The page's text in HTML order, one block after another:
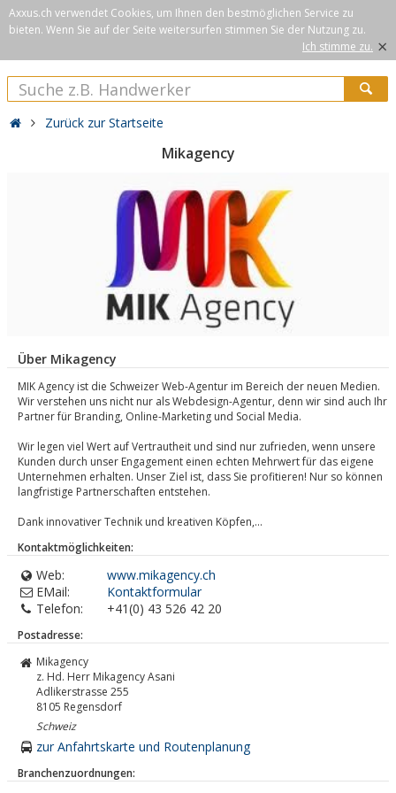
Axxus.ch verwendet Cookies, um Ihnen den bestmöglichen Service zu
bieten. Wenn Sie auf der Seite weitersurfen stimmen Sie der Nutzung zu.
Ich stimme zu. ×
Zurück zur Startseite
Mikagency
Über Mikagency
MIK Agency ist die Schweizer Web-Agentur im Bereich der neuen Medien.
Wir verstehen uns nicht nur als Webdesign-Agentur, denn wir sind auch Ihr
Partner für Branding, Online-Marketing und Social Media.
Wir legen viel Wert auf Vertrautheit und sind nur zufrieden, wenn unsere
Kunden durch unser Engagement einen echten Mehrwert für das eigene
Unternehmen erhalten. Unser Ziel ist, dass Sie profitieren! Nur so können
langfristige Partnerschaften entstehen.
Dank innovativer Technik und kreativen Köpfen,...
Kontaktmöglichkeiten:
Web:
www.mikagency.ch
EMail:
Kontaktformular
Telefon:
+41(0) 43 526 42 20
Postadresse:
Mikagency
z. Hd. Herr Mikagency Asani
Adlikerstrasse 255
8105 Regensdorf
Schweiz
zur Anfahrtskarte und Routenplanung
Branchenzuordnungen: